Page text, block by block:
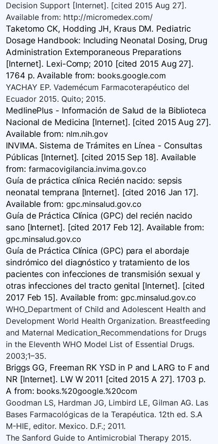
Decision Support [Internet]. [cited 2015 Aug 27].
Available from: http://micromedex.com/
Taketomo CK, Hodding JH, Kraus DM. Pediatric
Dosage Handbook: Including Neonatal Dosing, Drug
Administration Extemporaneous Preparations
[Internet]. Lexi-Comp; 2010 [cited 2015 Aug 27].
1764 p. Available from: books.google.com
YACHAY EP. Vademécum Farmacoterapéutico del
Ecuador 2015. Quito; 2015.
MedlinePlus - Información de Salud de la Biblioteca
Nacional de Medicina [Internet]. [cited 2015 Aug 27].
Available from: nlm.nih.gov
INVIMA. Sistema de Trámites en Línea - Consultas
Públicas [Internet]. [cited 2015 Sep 18]. Available
from: farmacovigilancia.invima.gov.co
Guía de práctica clínica Recién nacido: sepsis
neonatal temprana [Internet]. [cited 2016 Jan 17].
Available from: gpc.minsalud.gov.co
Guía de Práctica Clínica ​(GPC) del recién nacido
sano ​​[Internet]. [cited 2017 Feb 12]. Available from:
gpc.minsalud.gov.co
Guía de Práctica Clínica ​(GPC) para el abordaje
sindrómico del diagnóstico y tratamiento de los
pacientes con infecciones de transmisión sexual y
otras infecciones del tracto genital [Internet]. [cited
2017 Feb 15]. Available from: gpc.minsalud.gov.co
WHO_Department of Child and Adolescent Health and
Development World Health Organization. Breastfeeding
and Maternal Medication_Recommendations for Drugs
in the Eleventh WHO Model List of Essential Drugs.
2003;1–35.
Briggs GG, Freeman RK YSD in P and LARG to F and
NR [Internet]. LW W 2011 [cited 2015 A 27]. 1703 p.
A from: books.%20google.%20com
Goodman LS, Hardman JG, Limbird LE, Gilman AG. Las
Bases Farmacológicas de la Terapéutica. 12th ed. S.A
M-HIE, editor. Mexico. D.F.; 2011.
The Sanford Guide to Antimicrobial Therapy 2015.